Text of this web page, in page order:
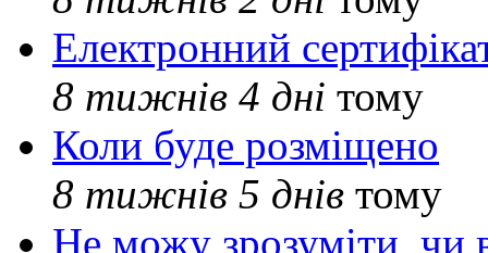
Електронний
8 тижнів 4 дні тому
Коли буде розміщено
8 тижнів 5 днів тому
Не можу зрозуміти, чи